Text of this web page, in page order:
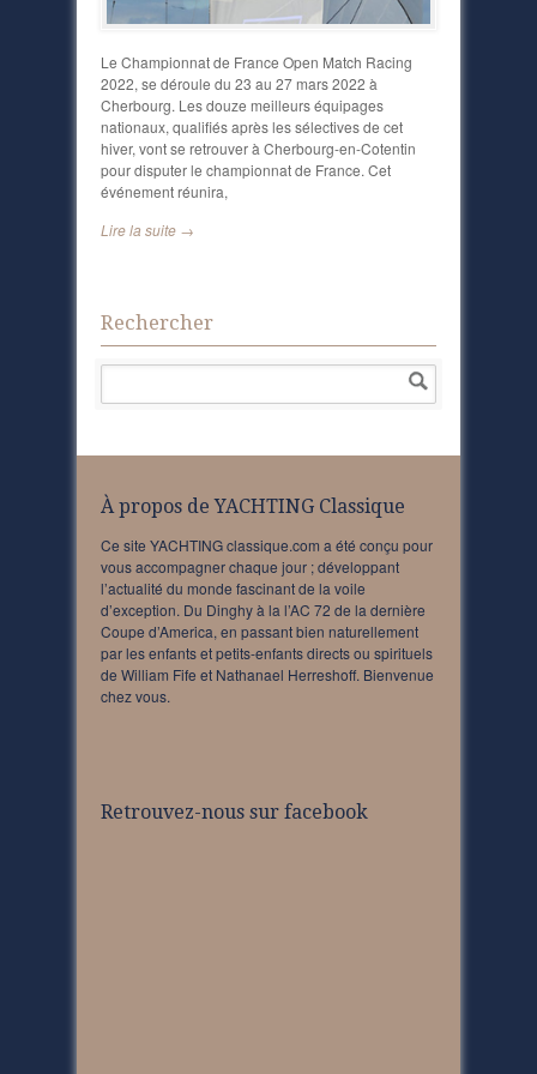
Le Championnat de France Open Match Racing
2022, se déroule du 23 au 27 mars 2022 à
Cherbourg. Les douze meilleurs équipages
nationaux, qualifiés après les sélectives de cet
hiver, vont se retrouver à Cherbourg-en-Cotentin
pour disputer le championnat de France. Cet
événement réunira,
Lire la suite →
Rechercher
À propos de YACHTING Classique
Ce site YACHTING classique.com a été conçu pour
vous accompagner chaque jour ; développant
l’actualité du monde fascinant de la voile
d’exception. Du Dinghy à la l’AC 72 de la dernière
Coupe d’America, en passant bien naturellement
par les enfants et petits-enfants directs ou spirituels
de William Fife et Nathanael Herreshoff. Bienvenue
chez vous.
Retrouvez-nous sur facebook